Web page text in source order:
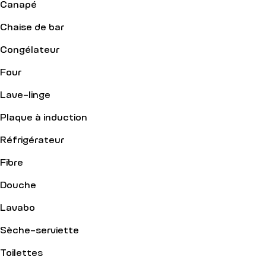
Canapé
Chaise de bar
Congélateur
Four
Lave-linge
Plaque à induction
Réfrigérateur
Fibre
Douche
Lavabo
Sèche-serviette
Toilettes